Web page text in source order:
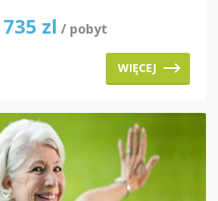
zl / pobyt
WIĘCEJ